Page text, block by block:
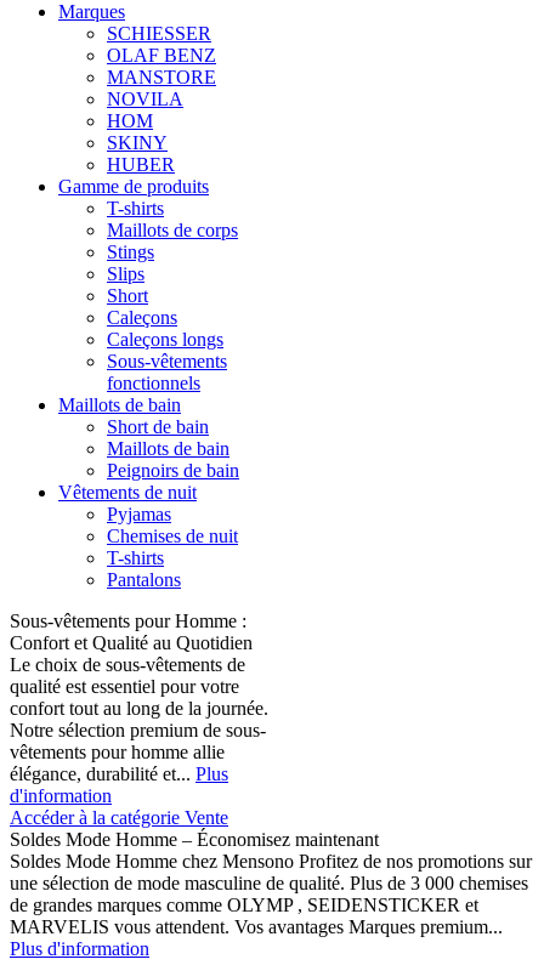
Marques
SCHIESSER
OLAF BENZ
MANSTORE
NOVILA
HOM
SKINY
HUBER
Gamme de produits
T-shirts
Maillots de corps
Stings
Slips
Short
Caleçons
Caleçons longs
Sous-vêtements
fonctionnels
Maillots de bain
Short de bain
Maillots de bain
Peignoirs de bain
Vêtements de nuit
Pyjamas
Chemises de nuit
T-shirts
Pantalons
Sous-vêtements pour Homme :
Confort et Qualité au Quotidien
Le choix de sous-vêtements de
qualité est essentiel pour votre
confort tout au long de la journée.
Notre sélection premium de sous-
vêtements pour homme allie
élégance, durabilité et... Plus
d'information
Accéder à la catégorie Vente
Soldes Mode Homme – Économisez maintenant
Soldes Mode Homme chez Mensono Profitez de nos promotions sur
une sélection de mode masculine de qualité. Plus de 3 000 chemises
de grandes marques comme OLYMP , SEIDENSTICKER et
MARVELIS vous attendent. Vos avantages Marques premium...
Plus d'information